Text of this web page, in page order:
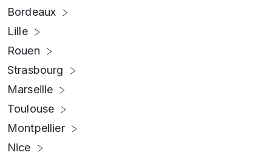
Bordeaux
Lille
Rouen
Strasbourg
Marseille
Toulouse
Montpellier
Nice